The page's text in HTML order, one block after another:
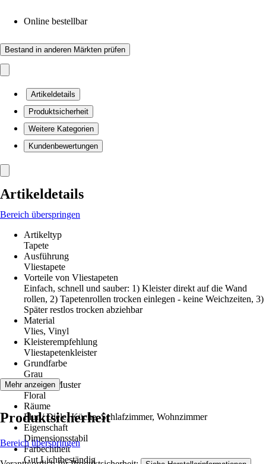
Online bestellbar
Bestand in anderen Märkten prüfen
Artikeldetails
Produktsicherheit
Weitere Kategorien
Kundenbewertungen
Artikeldetails
Bereich überspringen
Artikeltyp
Tapete
Ausführung
Vliestapete
Vorteile von Vliestapeten
Einfach, schnell und sauber: 1) Kleister direkt auf die Wand
rollen, 2) Tapetenrollen trocken einlegen - keine Weichzeiten, 3)
Später restlos trocken abziehbar
Material
Vlies, Vinyl
Kleisterempfehlung
Vliestapetenkleister
Grundfarbe
Grau
Dekor / Muster
Floral
Räume
Flur / Diele, Küche, Schlafzimmer, Wohnzimmer
Eigenschaft
Dimensionsstabil
Farbechtheit
Gut Lichtbeständig
Mehr anzeigen
Produktsicherheit
Bereich überspringen